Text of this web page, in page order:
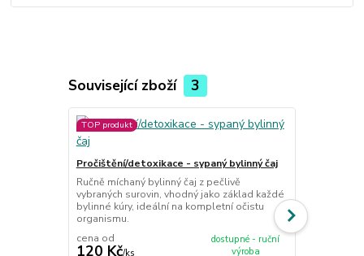
Související zboží 3
TOP produkt
Pročištění/detoxikace - sypaný bylinný čaj
Ručně míchaný bylinný čaj z pečlivě
vybraných surovin, vhodný jako základ každé
bylinné kúry, ideální na kompletní očistu
organismu.
cena od
120 Kč/ks
dostupné - ruční
výroba